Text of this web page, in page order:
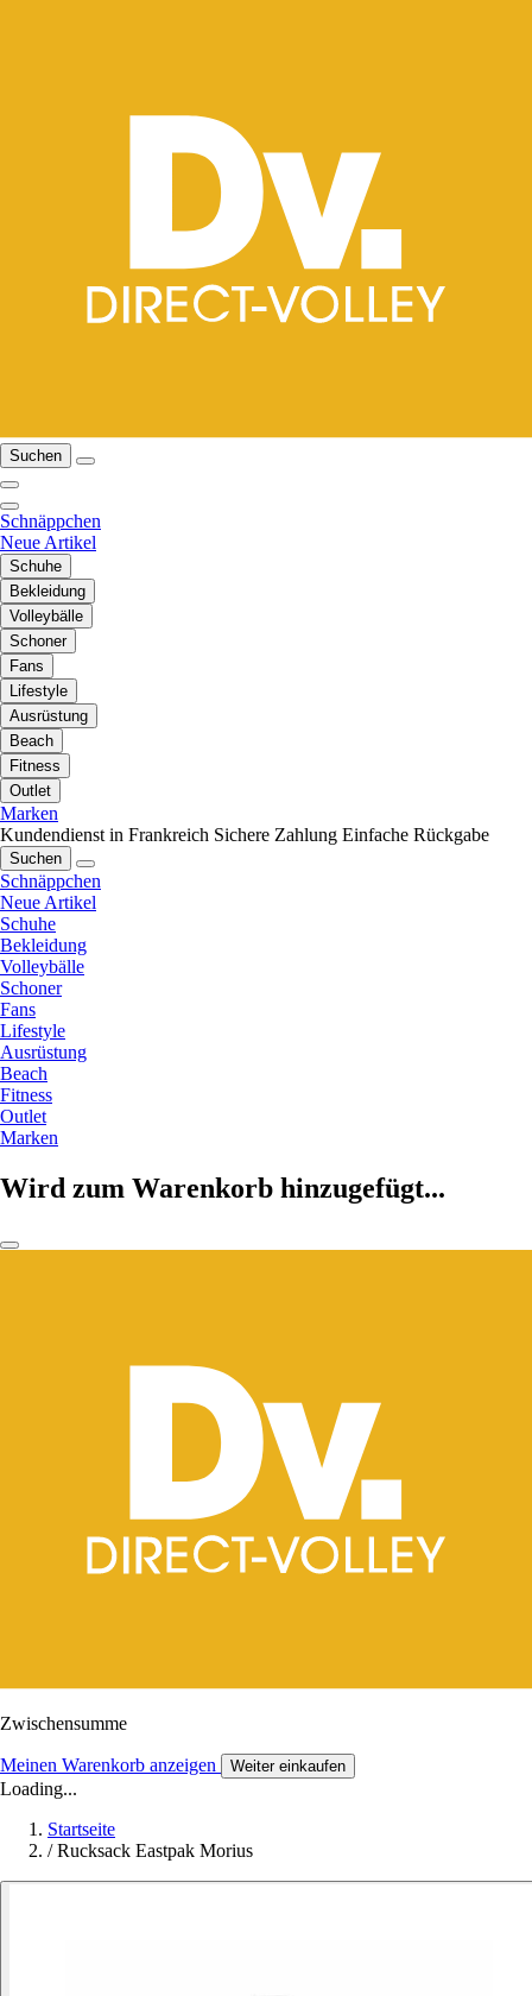
Suchen
Schnäppchen
Neue Artikel
Schuhe
Bekleidung
Volleybälle
Schoner
Fans
Lifestyle
Ausrüstung
Beach
Fitness
Outlet
Marken
Kundendienst in Frankreich Sichere Zahlung Einfache Rückgabe
Suchen
Schnäppchen
Neue Artikel
Schuhe
Bekleidung
Volleybälle
Schoner
Fans
Lifestyle
Ausrüstung
Beach
Fitness
Outlet
Marken
Wird zum Warenkorb hinzugefügt...
Zwischensumme
Meinen Warenkorb anzeigen Weiter einkaufen
Loading...
Startseite
/ Rucksack Eastpak Morius